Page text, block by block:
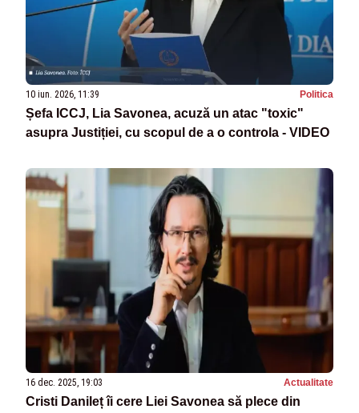
10 iun. 2026, 11:39 Politica
Șefa ICCJ, Lia Savonea, acuză un atac "toxic"
asupra Justiției, cu scopul de a o controla - VIDEO
16 dec. 2025, 19:03 Actualitate
Cristi Danileț îi cere Liei Savonea să plece din